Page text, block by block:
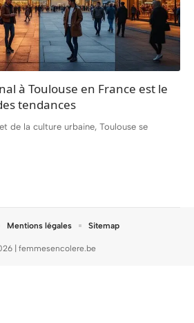
à Toulouse en France est le
tendances
de la culture urbaine, Toulouse se
| femmesencolere.be
Mentions légales Sitemap